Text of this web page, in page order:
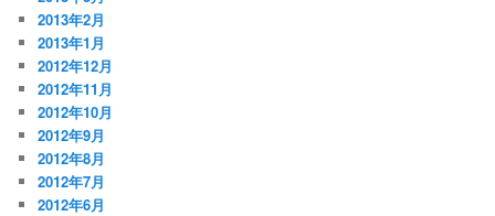
2013年2月
2013年1月
2012年12月
2012年11月
2012年10月
2012年9月
2012年8月
2012年7月
2012年6月